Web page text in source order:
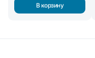
В корзину